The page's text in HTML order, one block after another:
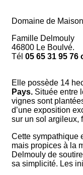
Domaine de
Famille Delmouly
46800 Le Boulvé.
Tél 05 65 31 95 76
Elle possède 14
Pays. Située entre
vignes sont
d’une exposition
sur un sol argileux,
Cette sympathique
mais propices à la
Delmouly de
sa simplicité. Les